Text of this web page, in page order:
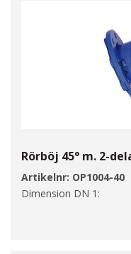
Rörböj 45° m. 2-
Artikelnr: OP1004-40
Dimension DN 1: